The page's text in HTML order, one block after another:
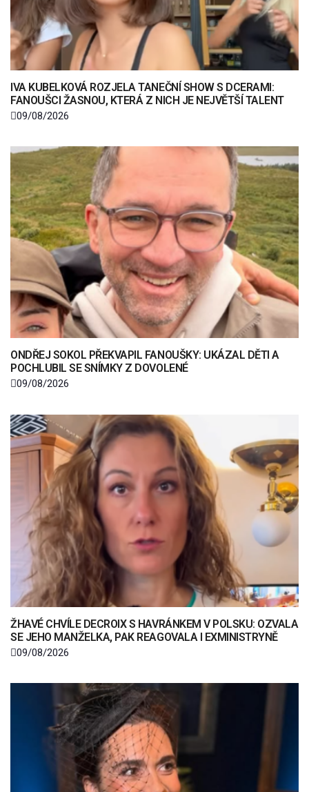
IVA KUBELKOVÁ ROZJELA TANEČNÍ SHOW S DCERAMI:
FANOUŠCI ŽASNOU, KTERÁ Z NICH JE NEJVĚTŠÍ TALENT
09/08/2026
ONDŘEJ SOKOL PŘEKVAPIL FANOUŠKY: UKÁZAL DĚTI A
POCHLUBIL SE SNÍMKY Z DOVOLENÉ
09/08/2026
ŽHAVÉ CHVÍLE DECROIX S HAVRÁNKEM V POLSKU: OZVALA
SE JEHO MANŽELKA, PAK REAGOVALA I EXMINISTRYNĚ
09/08/2026